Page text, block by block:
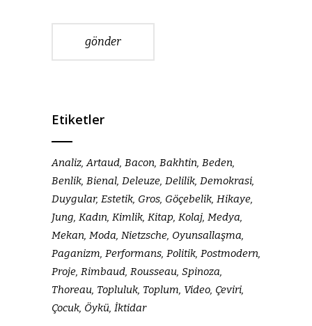
gönder
Etiketler
Analiz Artaud Bacon Bakhtin Beden
Benlik Bienal Deleuze Delilik Demokrasi
Duygular Estetik Gros Göçebelik Hikaye
Jung Kadın Kimlik Kitap Kolaj Medya
Mekan Moda Nietzsche Oyunsallaşma
Paganizm Performans Politik Postmodern
Proje Rimbaud Rousseau Spinoza
Thoreau Topluluk Toplum Video Çeviri
Çocuk Öykü İktidar